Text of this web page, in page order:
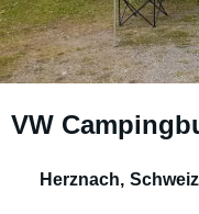
VW
Herznach, Schweiz